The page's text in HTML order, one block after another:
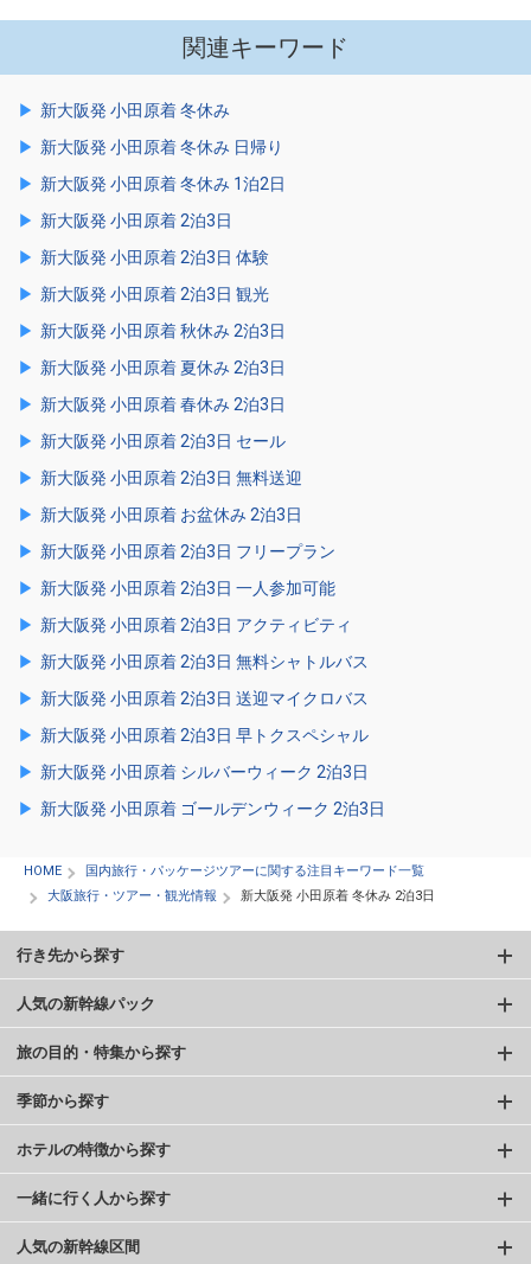
関連キーワード
新大阪発 小田原着 冬休み
新大阪発 小田原着 冬休み 日帰り
新大阪発 小田原着 冬休み 1泊2日
新大阪発 小田原着 2泊3日
新大阪発 小田原着 2泊3日 体験
新大阪発 小田原着 2泊3日 観光
新大阪発 小田原着 秋休み 2泊3日
新大阪発 小田原着 夏休み 2泊3日
新大阪発 小田原着 春休み 2泊3日
新大阪発 小田原着 2泊3日 セール
新大阪発 小田原着 2泊3日 無料送迎
新大阪発 小田原着 お盆休み 2泊3日
新大阪発 小田原着 2泊3日 フリープラン
新大阪発 小田原着 2泊3日 一人参加可能
新大阪発 小田原着 2泊3日 アクティビティ
新大阪発 小田原着 2泊3日 無料シャトルバス
新大阪発 小田原着 2泊3日 送迎マイクロバス
新大阪発 小田原着 2泊3日 早トクスペシャル
新大阪発 小田原着 シルバーウィーク 2泊3日
新大阪発 小田原着 ゴールデンウィーク 2泊3日
HOME
国内旅行・パッケージツアーに関する注目キーワード一覧
大阪旅行・ツアー・観光情報
新大阪発 小田原着 冬休み 2泊3日
行き先から探す
人気の新幹線パック
旅の目的・特集から探す
季節から探す
ホテルの特徴から探す
一緒に行く人から探す
人気の新幹線区間